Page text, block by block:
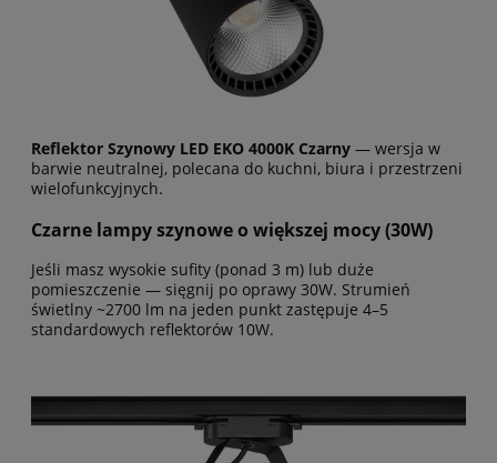
Reflektor Szynowy LED EKO 4000K Czarny — wersja w
barwie neutralnej, polecana do kuchni, biura i przestrzeni
wielofunkcyjnych.
Czarne lampy szynowe o większej mocy (30W)
Jeśli masz wysokie sufity (ponad 3 m) lub duże
pomieszczenie — sięgnij po oprawy 30W. Strumień
świetlny ~2700 lm na jeden punkt zastępuje 4–5
standardowych reflektorów 10W.